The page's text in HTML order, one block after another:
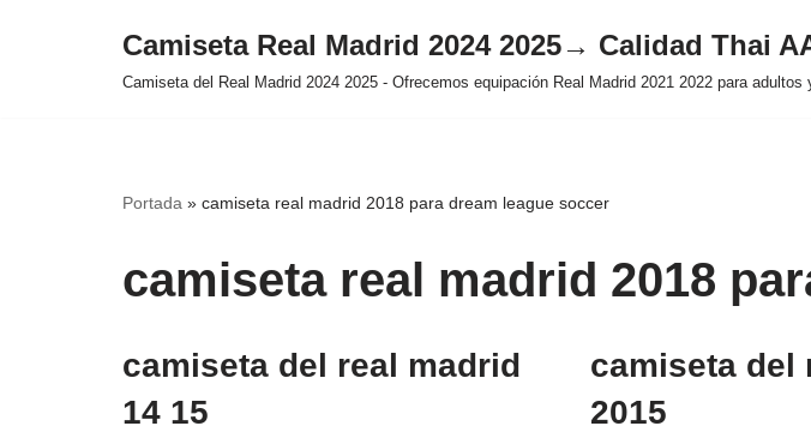
Camiseta Real Madrid 2024 2025→ Calidad Thai
Camiseta del Real Madrid 2024 2025 - Ofrecemos equipación Real Madrid 2021 2022 para
Portada » camiseta real madrid 2018 para dream league soccer
camiseta real madrid 2018
camiseta del real madrid
14 15
camiseta del
2015